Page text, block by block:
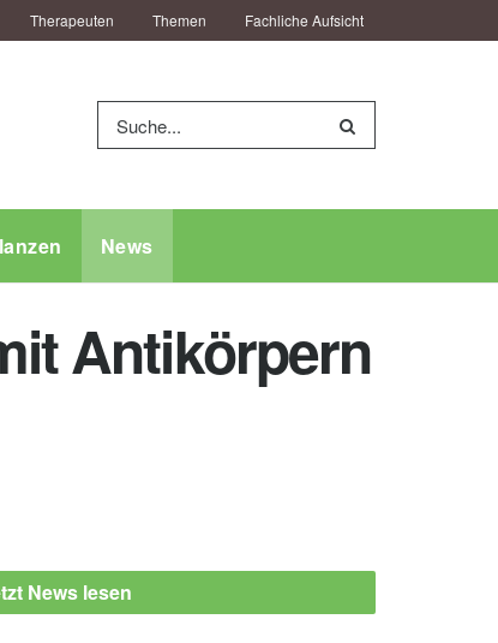
Therapeuten Themen Fachliche Aufsicht
News
Antikörpern
News lesen